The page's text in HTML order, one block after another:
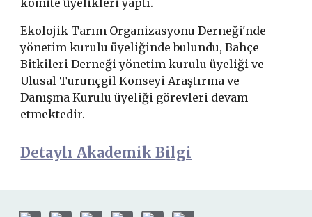
komite üyelikleri yaptı.
Ekolojik Tarım Organizasyonu Derneği'nde
yönetim kurulu üyeliğinde bulundu, Bahçe
Bitkileri Derneğiyönetim kurulu üyeliği ve
Ulusal Turunçgil Konseyi Araştırma ve
Danışma Kuruluüyeliği görevleri devam
etmektedir.
Detaylı Akademik Bilgi